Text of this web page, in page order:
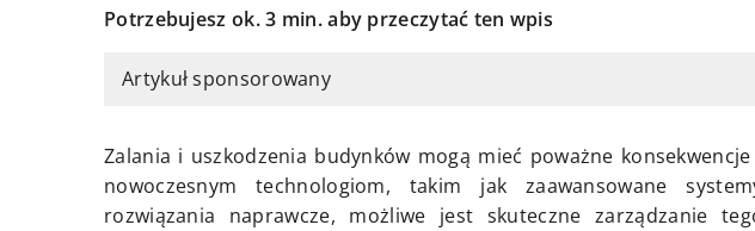
Potrzebujesz ok. 3 min. aby przeczytać ten wpis
Artykuł sponsorowany
Zalania i uszkodzenia budynków mogą mieć poważne
nowoczesnym technologiom, takim jak zaawansowane
rozwiązania naprawcze, możliwe jest skuteczne zarządzanie